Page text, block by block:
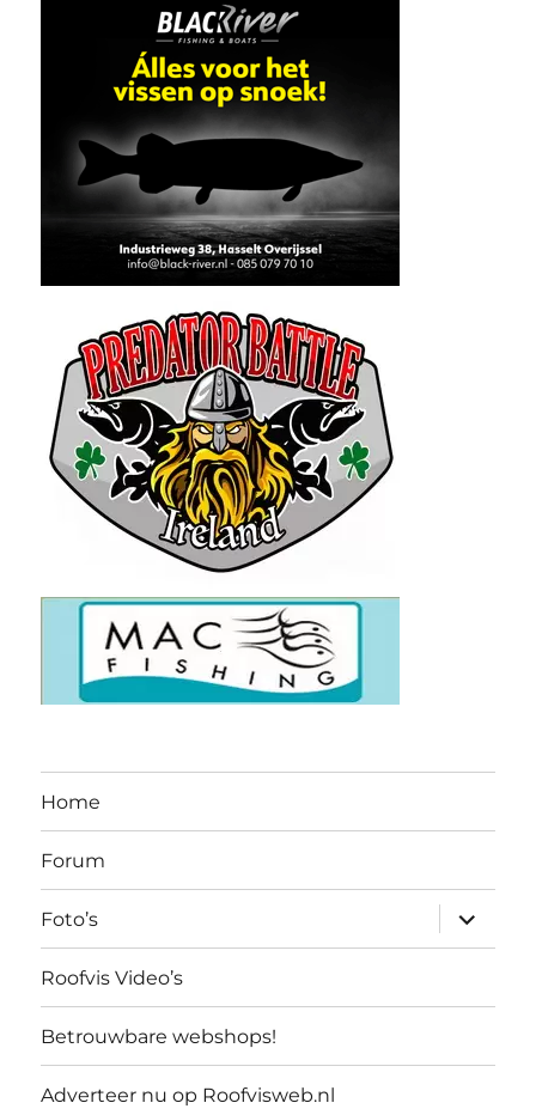
Home
Forum
Foto’s
Roofvis Video’s
Betrouwbare webshops!
Adverteer nu op Roofvisweb.nl